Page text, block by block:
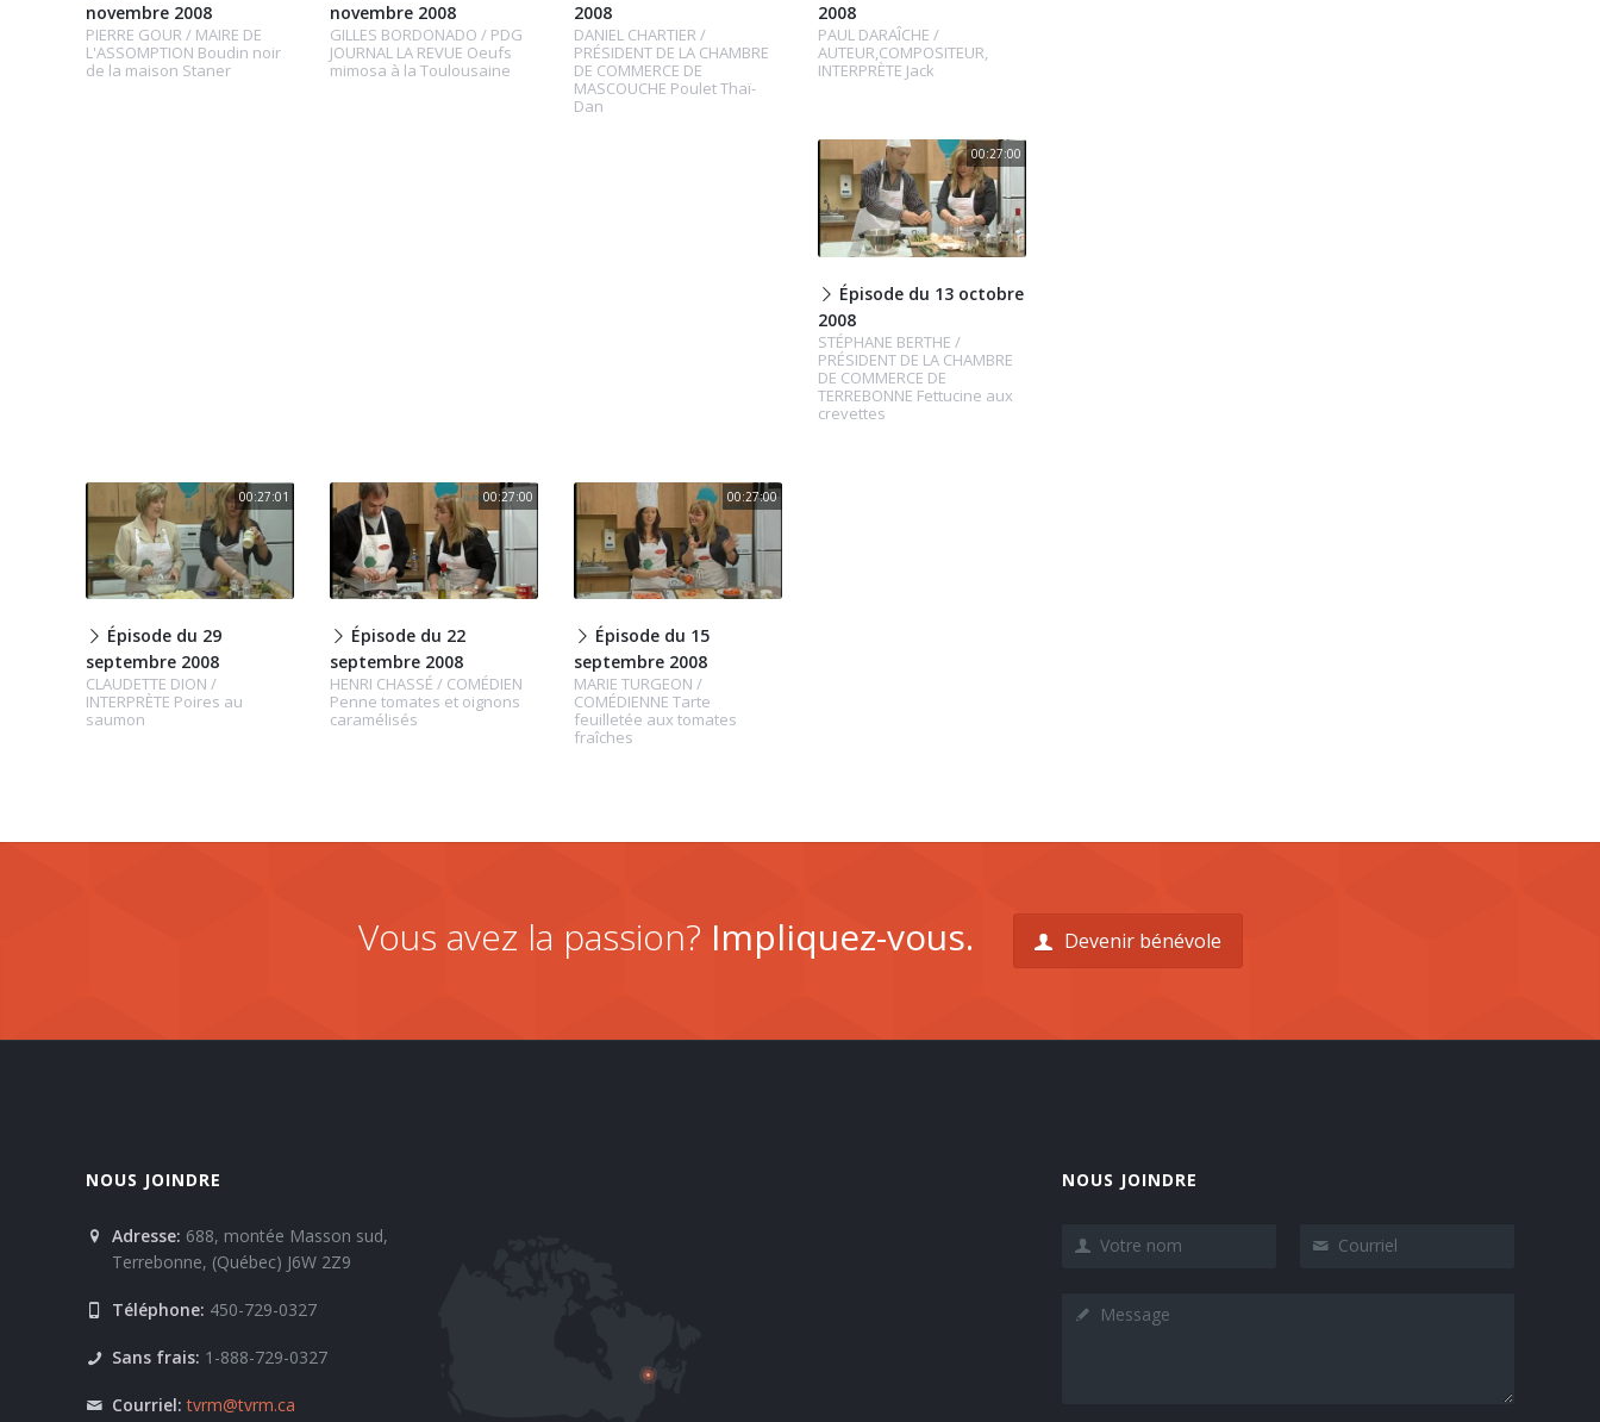
novembre 2008
PIERRE GOUR / MAIRE DE
L'ASSOMPTION Boudin noir
de la maison Staner
novembre 2008
GILLES BORDONADO / PDG
JOURNAL LA REVUE Oeufs
mimosa à la Toulousaine
2008
DANIEL CHARTIER /
PRÉSIDENT DE LA CHAMBRE
DE COMMERCE DE
MASCOUCHE Poulet Thaï-
Dan
2008
PAUL DARAÎCHE /
AUTEUR,COMPOSITEUR,
INTERPRÈTE Jack
00:27:00
Épisode du 13 octobre
2008
STÉPHANE BERTHE /
PRÉSIDENT DE LA CHAMBRE
DE COMMERCE DE
TERREBONNE Fettucine aux
crevettes
00:27:01
Épisode du 29
septembre 2008
CLAUDETTE DION /
INTERPRÈTE Poires au
saumon
00:27:00
Épisode du 22
septembre 2008
HENRI CHASSÉ / COMÉDIEN
Penne tomates et oignons
caramélisés
00:27:00
Épisode du 15
septembre 2008
MARIE TURGEON /
COMÉDIENNE Tarte
feuilletée aux tomates
fraîches
Vous avez la passion? Impliquez-vous. Devenir bénévole
NOUS JOINDRE
Adresse: 688, montée Masson sud,
Terrebonne, (Québec) J6W 2Z9
Téléphone: 450-729-0327
Sans frais: 1-888-729-0327
Courriel: tvrm@tvrm.ca
NOUS JOINDRE